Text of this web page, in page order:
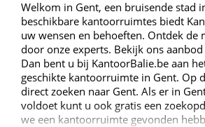
Welkom in Gent, een bruisende stad
beschikbare kantoorruimtes biedt
uw wensen en behoeften. Ontdek de
door onze experts. Bekijk ons
Dan bent u bij KantoorBalie.be aan
geschikte kantoorruimte in Gent. Op
direct zoeken naar Gent. Als er in
voldoet kunt u ook gratis een
we een kantoorruimte gevonden